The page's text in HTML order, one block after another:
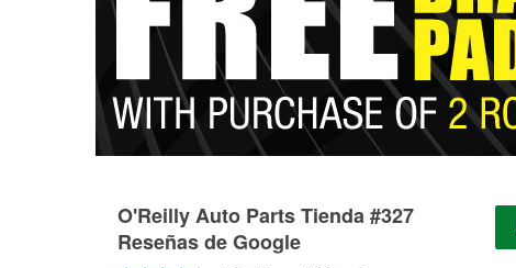
O'Reilly Auto Parts Tienda #327
Reseñas de Google